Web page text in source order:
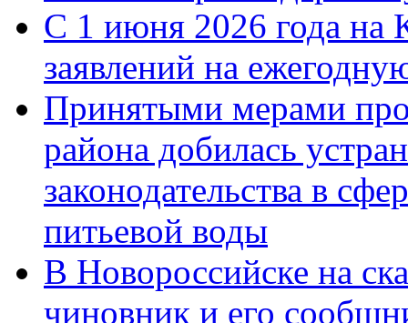
С 1 июня 2026 года на
заявлений на
Принятыми мерами
района добилась
законодательства в
питьевой воды
В Новороссийске на
чиновник и его